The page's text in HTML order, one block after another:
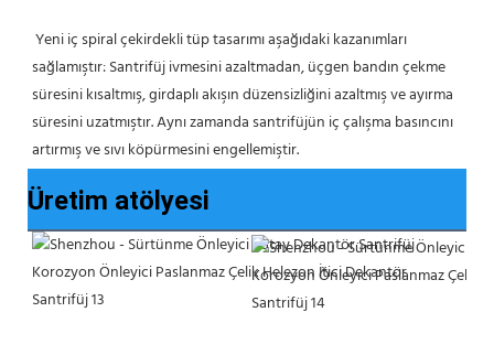
sağlamıştır: Santrifüj ivmesini azaltmadan, üçgen bandın çekme
süresini kısaltmış, girdaplı akışın düzensizliğini azaltmış ve ayırma
süresini uzatmıştır. Aynı zamanda santrifüjün iç çalışma basıncını
artırmış ve sıvı köpürmesini engellemiştir.
Üretim atölyesi